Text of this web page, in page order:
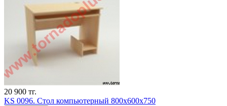
20 900 тг.
KS 0096. Стол компьютерный 800х600х750